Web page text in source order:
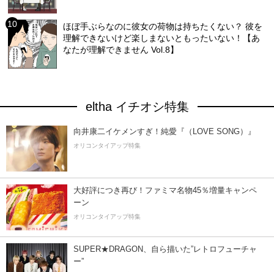
ほぼ手ぶらなのに彼女の荷物は持ちたくない？ 彼を
理解できないけど楽しまないともったいない！【あ
なたが理解できません Vol.8】
eltha イチオシ特集
向井康二イケメンすぎ！純愛『（LOVE SONG）』
オリコンタイアップ特集
大好評につき再び！ファミマ名物45％増量キャンペ
ーン
オリコンタイアップ特集
SUPER★DRAGON、自ら描いた”レトロフューチャ
ー”